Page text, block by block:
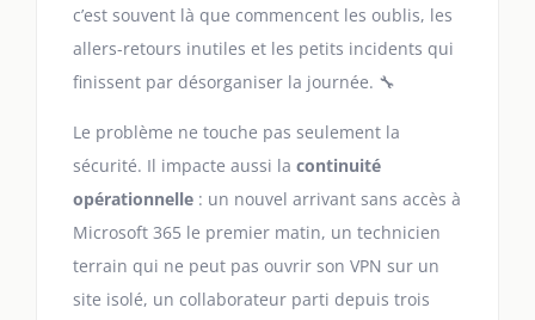
c’est souvent là que commencent les oublis, les
allers-retours inutiles et les petits incidents qui
finissent par désorganiser la journée. 🔧
Le problème ne touche pas seulement la
sécurité. Il impacte aussi la continuité
opérationnelle : un nouvel arrivant sans accès à
Microsoft 365 le premier matin, un technicien
terrain qui ne peut pas ouvrir son VPN sur un
site isolé, un collaborateur parti depuis trois